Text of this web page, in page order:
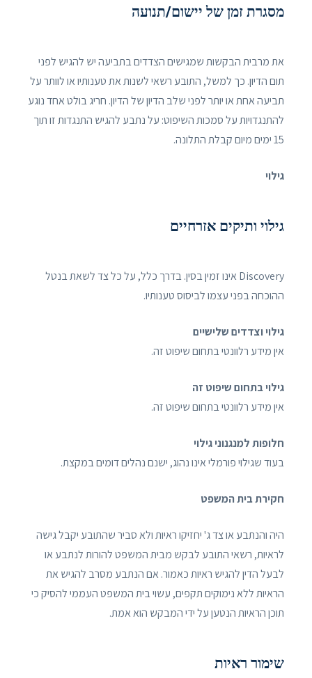
מסגרת זמן של יישום/תנועה
את מרבית הבקשות שמגישים הצדדים בתביעה יש להגיש לפני
תום הדיון. כך למשל, התובע רשאי לשנות את טענותיו או לוותר על
תביעה אחת או יותר לפני שלב הדיון של הדיון. חריג בולט אחד נוגע
להתנגדויות על סמכות השיפוט: על נתבע להגיש התנגדות זו תוך
15 ימים מיום קבלת התלונה.
גילוי
גילוי ותיקים אזרחיים
Discovery אינו זמין בסין. בדרך כלל, על כל צד לשאת בנטל
ההוכחה בפני עצמו לביסוס טענותיו.
גילוי וצדדים שלישיים
אין מידע רלוונטי בתחום שיפוט זה.
גילוי בתחום שיפוט זה
אין מידע רלוונטי בתחום שיפוט זה.
חלופות למנגנוני גילוי
בעוד שגילוי פורמלי אינו נהוג, ישנם נהלים דומים במקצת.
חקירת בית המשפט
היה והנתבע או צד ג' יחזיקו ראיות ולא סביר שהתובע יקבל גישה
לראיות, רשאי התובע לבקש מבית המשפט להורות לנתבע או
לבעל הדין להגיש ראיות כאמור. אם הנתבע מסרב להגיש את
הראיות ללא נימוקים תקפים, עשוי בית המשפט העממי להסיק כי
תוכן הראיות הנטען על ידי המבקש הוא אמת.
שימור ראיות